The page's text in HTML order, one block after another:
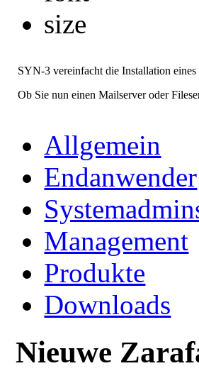
SYN-3 vereinfacht die Installation
Ob Sie nun einen Mailserver oder
Allgemein
Endanwender
Management
Produkte
Downloads
Nieuwe